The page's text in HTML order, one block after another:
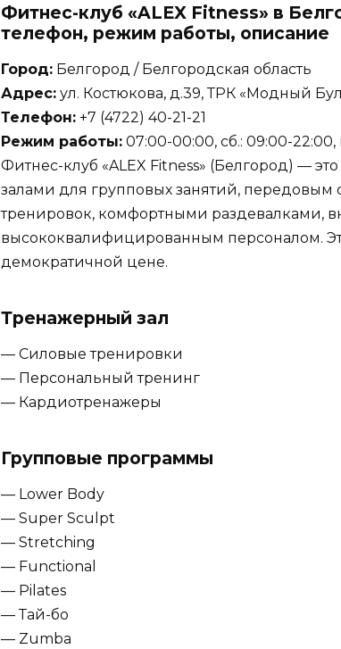
Фитнес-клуб «ALEX Fitness» в
телефон, режим работы, описание
Город: Белгород / Белгородская область
Адрес: ул. Костюкова, д.39, ТРК «Модный
Телефон: +7 (4722) 40-21-21
Режим работы: 07:00-00:00, сб.: 09:00-22:00,
Фитнес-клуб «ALEX Fitness» (Белгород) —
залами для групповых занятий,
тренировок, комфортными раздевалками,
высококвалифицированным персоналом.
демократичной цене.
Тренажерный зал
— Силовые тренировки
— Персональный тренинг
— Кардиотренажеры
Групповые программы
— Lower Body
— Super Sculpt
— Stretching
— Functional
— Pilates
— Тай-бо
— Zumba